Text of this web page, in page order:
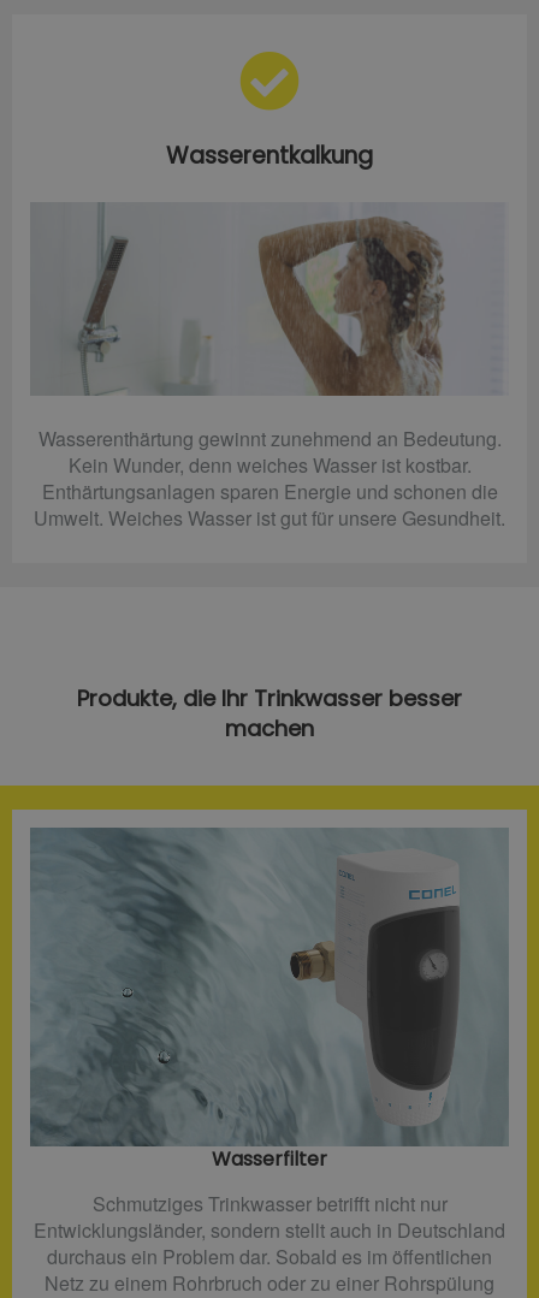
Wasserentkalkung
Wasserenthärtung gewinnt zunehmend an Bedeutung.
Kein Wunder, denn weiches Wasser ist kostbar.
Enthärtungsanlagen sparen Energie und schonen die
Umwelt. Weiches Wasser ist gut für unsere Gesundheit.
Produkte, die Ihr Trinkwasser besser
machen
Wasserfilter​
Schmutziges Trinkwasser betrifft nicht nur
Entwicklungsländer, sondern stellt auch in Deutschland
durchaus ein Problem dar. Sobald es im öffentlichen
Netz zu einem Rohrbruch oder zu einer Rohrspülung